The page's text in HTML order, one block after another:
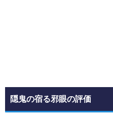
隠鬼の宿る邪眼の評価